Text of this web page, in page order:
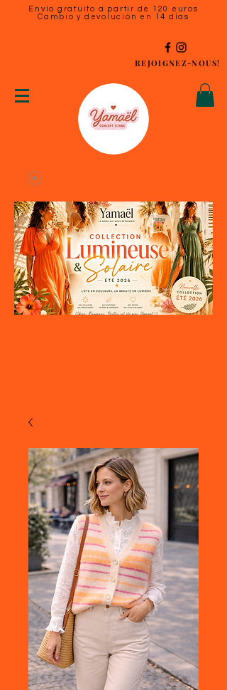
Envío gratuito a partir de 120 euros
Cambio y devolución en 14 días
REJOIGNEZ-NOUS!